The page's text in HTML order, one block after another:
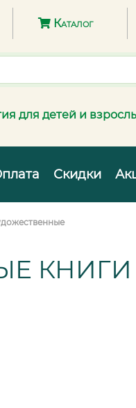
Каталог
для детей и
Скидки